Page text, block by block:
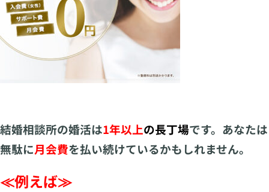
結婚相談所の婚活は1年以上の長丁場です。あなたは
無駄に月会費を払い続けているかもしれません。
≪例えば≫